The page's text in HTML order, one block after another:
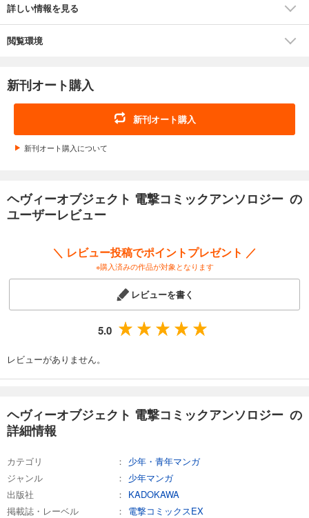
詳しい情報を見る
閲覧環境
新刊オート購入
新刊オート購入
新刊オート購入について
ヘヴィーオブジェクト 電撃コミックアンソロジー の
ユーザーレビュー
＼ レビュー投稿でポイントプレゼント ／
※購入済みの作品が対象となります
レビューを書く
5.0
レビューがありません。
ヘヴィーオブジェクト 電撃コミックアンソロジー の
詳細情報
カテゴリ
少年・青年マンガ
ジャンル
少年マンガ
出版社
KADOKAWA
掲載誌・レーベル
電撃コミックスEX